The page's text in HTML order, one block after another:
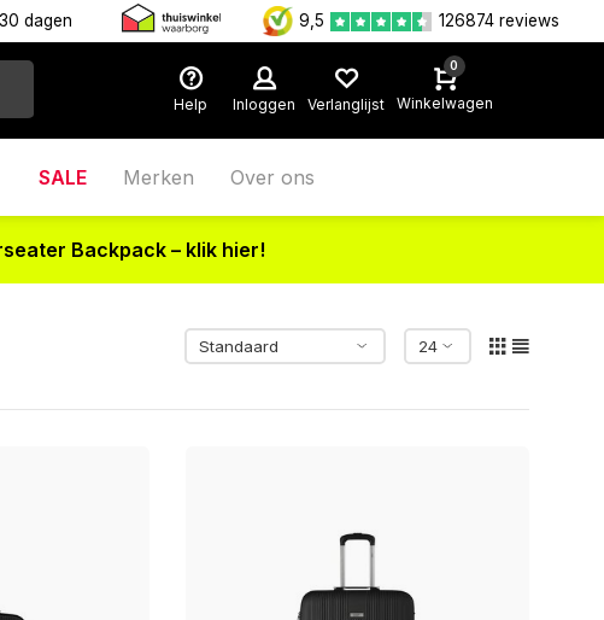
dagen 9,5 126874 reviews
Help Inloggen Verlanglijst
0
Winkelwagen
SALE Merken Over ons
Backpack – klik hier!